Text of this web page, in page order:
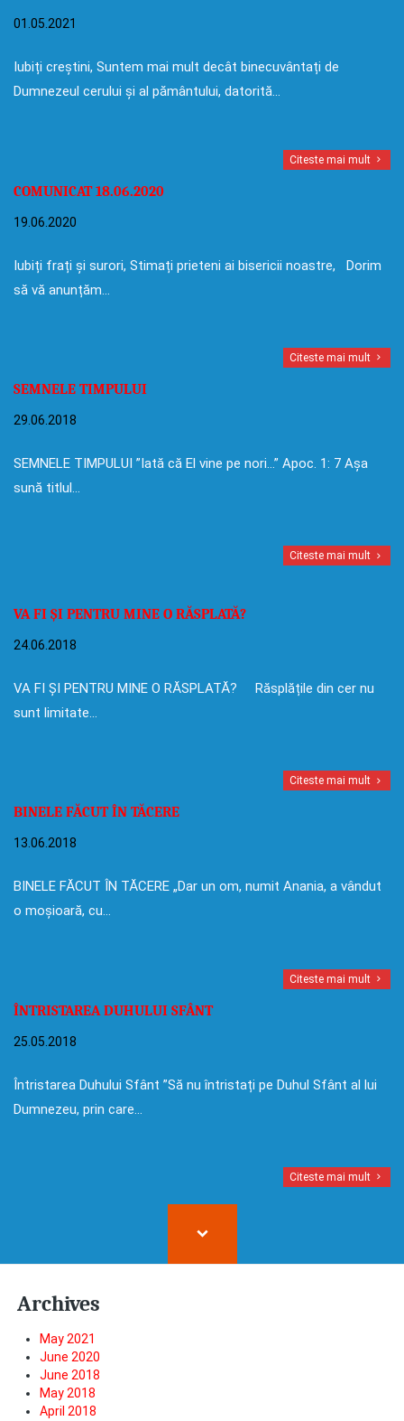
01.05.2021
Iubiți creștini, Suntem mai mult decât binecuvântați de
Dumnezeul cerului și al pământului, datorită…
Citeste mai mult
COMUNICAT 18.06.2020
19.06.2020
Iubiți frați și surori, Stimați prieteni ai bisericii noastre, Dorim
să vă anunțăm…
Citeste mai mult
SEMNELE TIMPULUI
29.06.2018
SEMNELE TIMPULUI ”Iată că El vine pe nori…” Apoc. 1: 7 Așa
sună titlul…
Citeste mai mult
VA FI ȘI PENTRU MINE O RĂSPLATĂ?
24.06.2018
VA FI ȘI PENTRU MINE O RĂSPLATĂ? Răsplățile din cer nu
sunt limitate…
Citeste mai mult
BINELE FĂCUT ÎN TĂCERE
13.06.2018
BINELE FĂCUT ÎN TĂCERE „Dar un om, numit Anania, a vândut
o moșioară, cu…
Citeste mai mult
ÎNTRISTAREA DUHULUI SFÂNT
25.05.2018
Întristarea Duhului Sfânt ”Să nu întristați pe Duhul Sfânt al lui
Dumnezeu, prin care…
Citeste mai mult
Archives
May 2021
June 2020
June 2018
May 2018
April 2018